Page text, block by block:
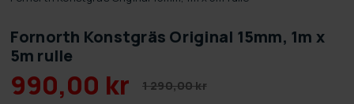
Fornorth Konstgräs Original 15mm, 1m x
5m rulle
990,00 kr 1 290,00 kr